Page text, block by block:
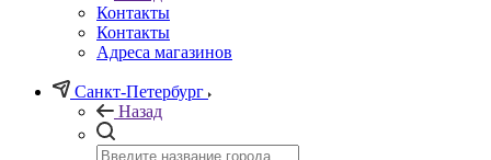
Контакты
Контакты
Адреса магазинов
Санкт-Петербург
Назад